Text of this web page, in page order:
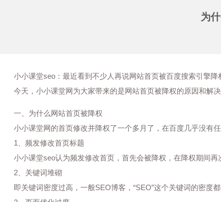
为
小小课堂seo：最近看到不少人再说网站首页被百度搜索引擎降
今天，小小课堂网为大家带来的是网站首页被降权的原因和解
一、为什么网站首页被降权
小小课堂网的首页修改并降权了一个多月了，在百度几乎没有
1、频发修改首页标题
小小课堂seo认为频发修改首页，首先会被降权，在降权期间再
2、关键词堆砌
即关键词密度过高，一般SEO博客，“SEO”这个关键词的密度都